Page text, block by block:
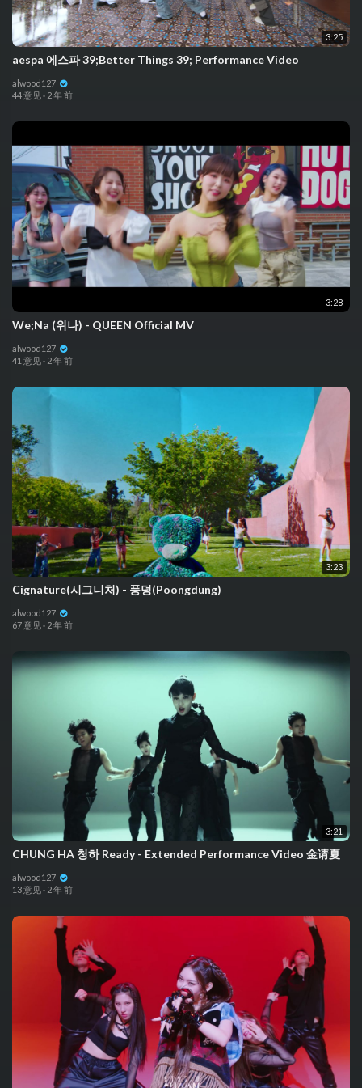
3:25
aespa 에스파 39;Better Things 39; Performance Video
alwood127
44 意见· 2 年 前
3:28
We;Na (위나) - QUEEN Official MV
alwood127
41 意见 · 2 年 前
3:23
Cignature(시그니처) - 풍덩(Poongdung)
alwood127
67 意见· 2 年 前
3:21
CHUNG HA 청하 Ready - Extended Performance Video 金请夏
alwood127
13 意见· 2 年 前